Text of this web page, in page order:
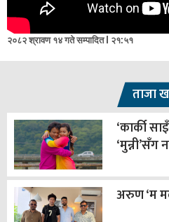
२०८२ श्रावण १४ गते सम्पादित l २१:५१
ताजा
‘कार्की
‘मुन्नी’सँग
अरुण ‘म